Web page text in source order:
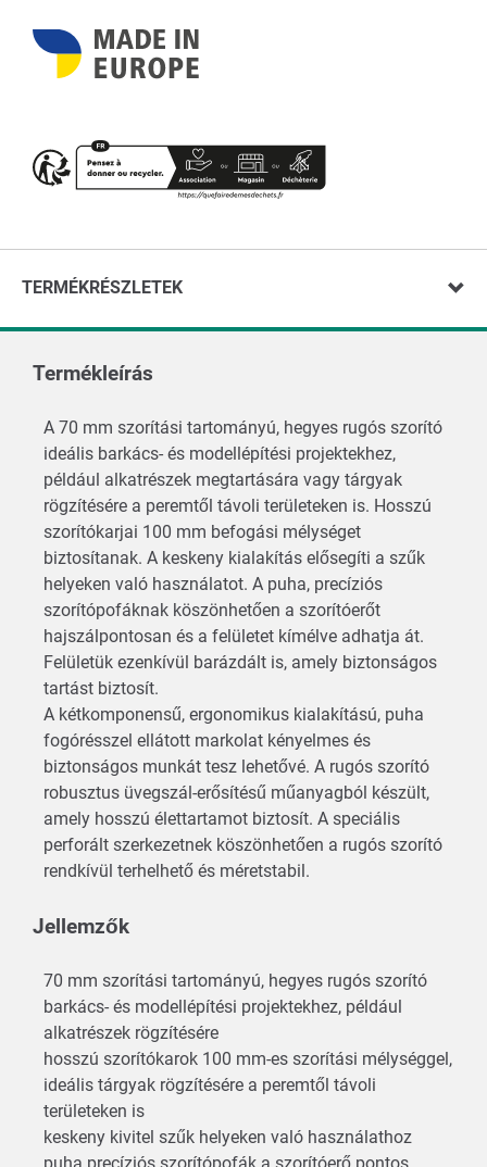
TERMÉKRÉSZLETEK
Termékleírás
A 70 mm szorítási tartományú, hegyes rugós szorító
ideális barkács- és modellépítési projektekhez,
például alkatrészek megtartására vagy tárgyak
rögzítésére a peremtől távoli területeken is. Hosszú
szorítókarjai 100 mm befogási mélységet
biztosítanak. A keskeny kialakítás elősegíti a szűk
helyeken való használatot. A puha, precíziós
szorítópofáknak köszönhetően a szorítóerőt
hajszálpontosan és a felületet kímélve adhatja át.
Felületük ezenkívül barázdált is, amely biztonságos
tartást biztosít.
A kétkomponensű, ergonomikus kialakítású, puha
fogórésszel ellátott markolat kényelmes és
biztonságos munkát tesz lehetővé. A rugós szorító
robusztus üvegszál-erősítésű műanyagból készült,
amely hosszú élettartamot biztosít. A speciális
perforált szerkezetnek köszönhetően a rugós szorító
rendkívül terhelhető és méretstabil.
Jellemzők
70 mm szorítási tartományú, hegyes rugós szorító
barkács- és modellépítési projektekhez, például
alkatrészek rögzítésére
hosszú szorítókarok 100 mm-es szorítási mélységgel,
ideális tárgyak rögzítésére a peremtől távoli
területeken is
keskeny kivitel szűk helyeken való használathoz